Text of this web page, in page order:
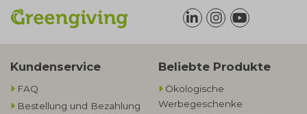
Kundenservice
FAQ
Bestellung und Bezahlung
Beliebte Produkte
Ökologische
Werbegeschenke​